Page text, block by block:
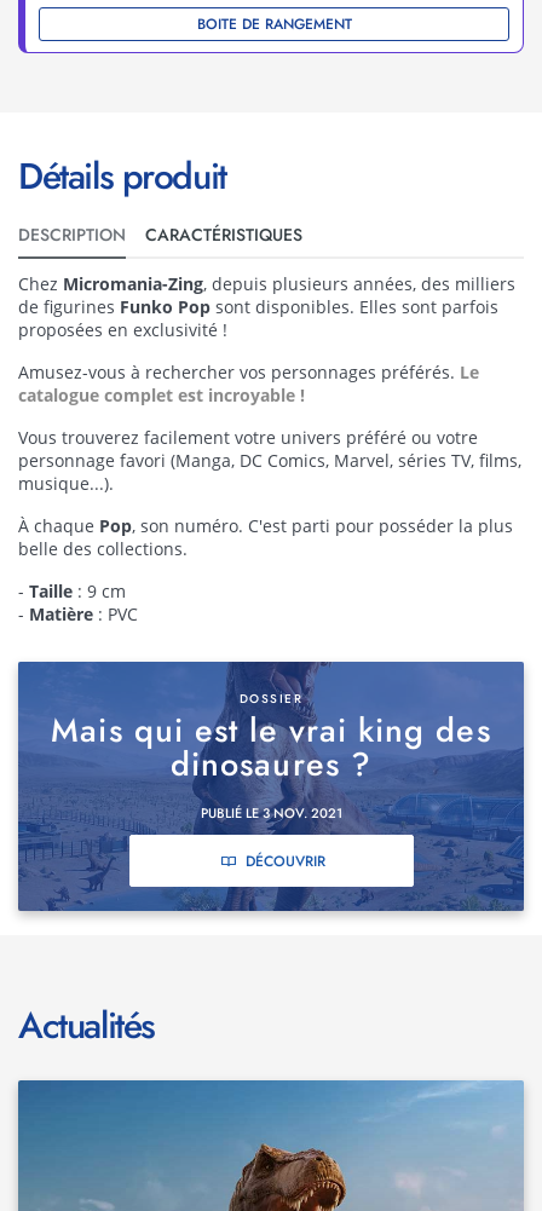
BOITE DE RANGEMENT
Détails produit
DESCRIPTION CARACTÉRISTIQUES
Chez Micromania-Zing, depuis plusieurs années, des milliers
de figurines Funko Pop sont disponibles. Elles sont parfois
proposées en exclusivité !
Amusez-vous à rechercher vos personnages préférés. Le
catalogue complet est incroyable !
Vous trouverez facilement votre univers préféré ou votre
personnage favori (Manga, DC Comics, Marvel, séries TV, films,
musique...).
À chaque Pop, son numéro. C'est parti pour posséder la plus
belle des collections.
- Taille : 9 cm
- Matière : PVC
DOSSIER
Mais qui est le vrai king des
dinosaures ?
PUBLIÉ LE 3 NOV. 2021
DÉCOUVRIR
Actualités